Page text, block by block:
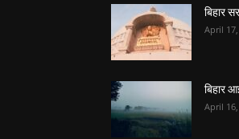
बिहार
April
बिहार
April